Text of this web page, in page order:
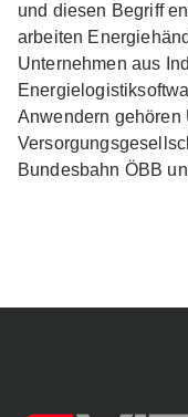
und diesen Begriff
arbeiten
Unternehmen aus
Anwendern gehören
Bundesbahn ÖBB